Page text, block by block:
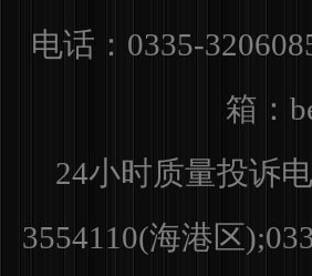
电话：0335-
箱：
24小时质量投诉电
3554110(海港区